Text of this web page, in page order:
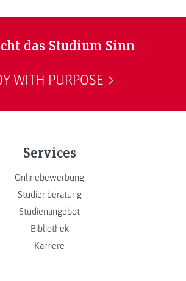
das Studium Sinn
WITH PURPOSE
Services
Onlinebewerbung
Studienberatung
Studienangebot
Bibliothek
Karriere